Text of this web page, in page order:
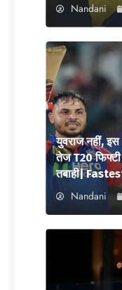
Nandani
युवराज नहीं,
तेज T20 फिफ्टी
तबाही|
Nandani